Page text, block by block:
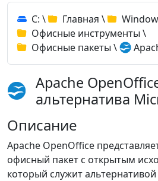
C: \ Главная \
Офисные инструменты \
Офисные пакеты \
Apache
альтернатива
Описание
Apache OpenOffice
офисный пакет с открытым
который служит